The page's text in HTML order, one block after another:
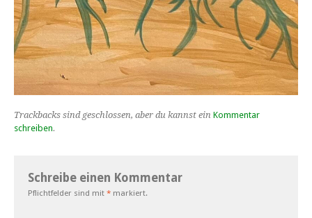
Trackbacks sind geschlossen, aber du kannst ein Kommentar
schreiben.
Schreibe einen Kommentar
Pflichtfelder sind mit * markiert.